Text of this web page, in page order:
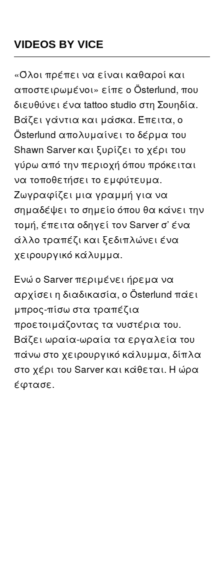
VIDEOS BY VICE
«Όλοι πρέπει να είναι καθαροί και
αποστειρωμένοι» είπε ο Österlund, που
διευθύνει ένα tattoo studio στη Σουηδία.
Βάζει γάντια και μάσκα. Έπειτα, ο
Österlund απολυμαίνει το δέρμα του
Shawn Sarver και ξυρίζει το χέρι του
γύρω από την περιοχή όπου πρόκειται
να τοποθετήσει το εμφύτευμα.
Ζωγραφίζει μια γραμμή για να
σημαδέψει το σημείο όπου θα κάνει την
τομή, έπειτα οδηγεί τον Sarver σ’ ένα
άλλο τραπέζι και ξεδιπλώνει ένα
χειρουργικό κάλυμμα.
Ενώ ο Sarver περιμένει ήρεμα να
αρχίσει η διαδικασία, ο Österlund πάει
μπρος-πίσω στα τραπέζια
προετοιμάζοντας τα νυστέρια του.
Βάζει ωραία-ωραία τα εργαλεία του
πάνω στο χειρουργικό κάλυμμα, δίπλα
στο χέρι του Sarver και κάθεται. Η ώρα
έφτασε.